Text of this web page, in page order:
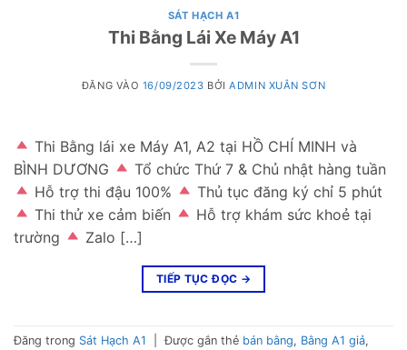
SÁT HẠCH A1
Thi Bằng Lái Xe Máy A1
ĐĂNG VÀO 16/09/2023 BỞIADMIN XUÂN SƠN
Thi Bằng lái xe Máy A1, A2 tại HỒ CHÍ MINH và
BÌNH DƯƠNG
Tổ chức Thứ 7 & Chủ nhật hàng tuần
Hỗ trợ thi đậu 100%
Thủ tục đăng ký chỉ 5 phút
Thi thử xe cảm biến
Hỗ trợ khám sức khoẻ tại
trường
Zalo […]
TIẾP TỤC ĐỌC →
Đăng trong Sát Hạch A1 Được gắn thẻ bán bằng, Bằng A1 giả,